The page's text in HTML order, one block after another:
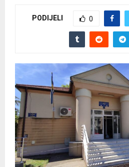
PODIJELI 0